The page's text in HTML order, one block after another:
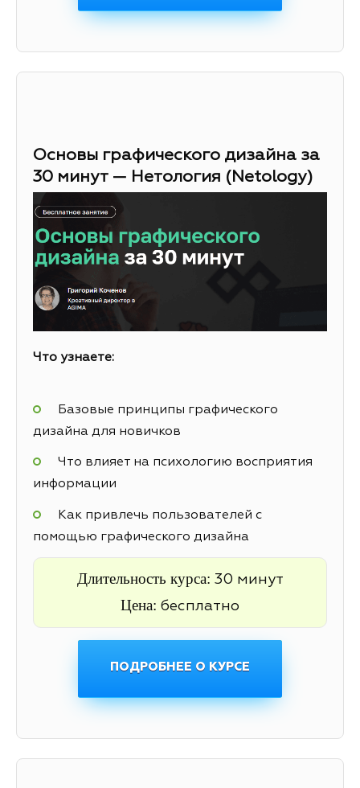
Основы графического дизайна за
30 минут — Нетология (Netology)
Что узнаете:
Базовые принципы графического
дизайна для новичков
Что влияет на психологию восприятия
информации
Как привлечь пользователей с
помощью графического дизайна
Длительность курса: 30 минут
Цена: бесплатно
ПОДРОБНЕЕ О КУРСЕ